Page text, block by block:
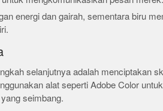
energi dan gairah, sementara biru
selanjutnya adalah menciptakan
alat seperti Adobe Color untuk
seimbang.